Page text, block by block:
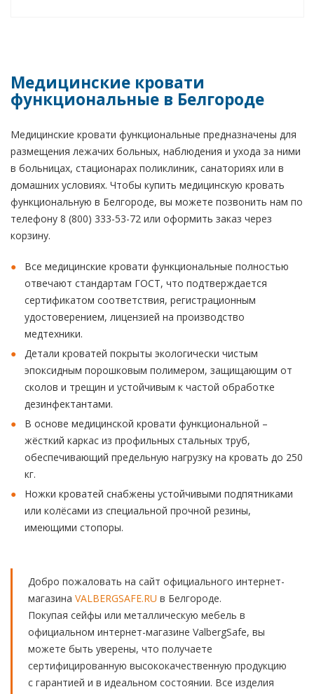
Медицинские кровати
функциональные в Белгороде
Медицинские кровати функциональные предназначены для
размещения лежачих больных, наблюдения и ухода за ними
в больницах, стационарах поликлиник, санаториях или в
домашних условиях. Чтобы купить медицинскую кровать
функциональную в Белгороде, вы можете позвонить нам по
телефону 8 (800) 333-53-72 или оформить заказ через
корзину.
Все медицинские кровати функциональные полностью
отвечают стандартам ГОСТ, что подтверждается
сертификатом соответствия, регистрационным
удостоверением, лицензией на производство
медтехники.
Детали кроватей покрыты экологически чистым
эпоксидным порошковым полимером, защищающим от
сколов и трещин и устойчивым к частой обработке
дезинфектантами.
В основе медицинской кровати функциональной –
жёсткий каркас из профильных стальных труб,
обеспечивающий предельную нагрузку на кровать до 250
кг.
Ножки кроватей снабжены устойчивыми подпятниками
или колёсами из специальной прочной резины,
имеющими стопоры.
Добро пожаловать на сайт официального интернет-
магазина VALBERGSAFE.RU в Белгороде.
Покупая сейфы или металлическую мебель в
официальном интернет-магазине ValbergSafe, вы
можете быть уверены, что получаете
сертифицированную высококачественную продукцию
с гарантией и в идеальном состоянии. Все изделия